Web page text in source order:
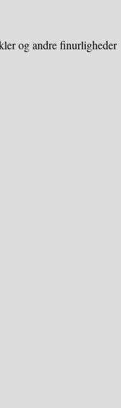
og andre finurligheder